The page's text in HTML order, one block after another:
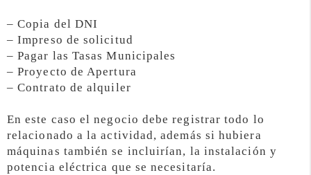
– Copia del DNI
– Impreso de solicitud
– Pagar las Tasas Municipales
– Proyecto de Apertura
– Contrato de alquiler
En este caso el negocio debe registrar todo lo
relacionado a la actividad, además si hubiera
máquinas también se incluirían, la instalación y
potencia eléctrica que se necesitaría.